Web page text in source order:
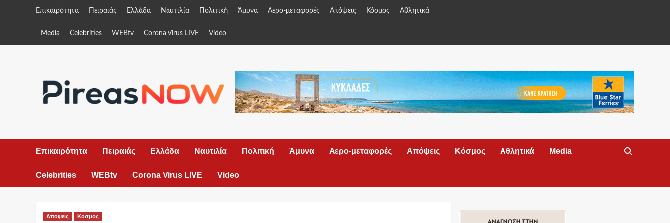
Επικαιρότητα Πειραιάς Ελλάδα Ναυτιλία Πολιτική Άμυνα Αερο-μεταφορές Απόψεις Κόσμος Αθλητικά
Media Celebrities WEBtv Corona Virus LIVE Video
Επικαιρότητα Πειραιάς Ελλάδα Ναυτιλία Πολιτική Άμυνα Αερο-μεταφορές Απόψεις Κόσμος Αθλητικά Media
Celebrities WEBtv Corona Virus LIVE Video
Αποψεις Κοσμος